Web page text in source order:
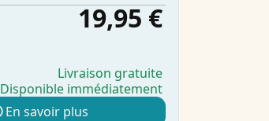
19,95 €
Livraison gratuite
Disponible immédiatement
En savoir plus